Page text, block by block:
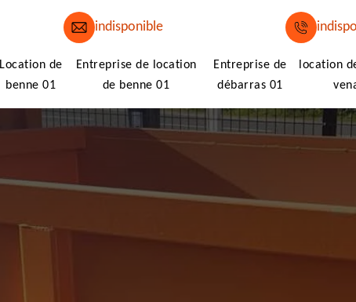
indisponible
Location de
benne 01
Entreprise de location
de benne 01
Entreprise de
débarras 01
location